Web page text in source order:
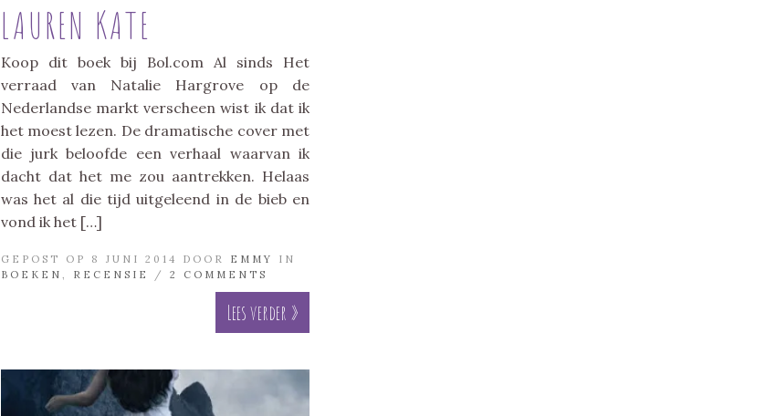
LAUREN KATE
Koop dit boek bij Bol.com Al sinds Het
verraad van Natalie Hargrove op de
Nederlandse markt verscheen wist ik dat ik
het moest lezen. De dramatische cover met
die jurk beloofde een verhaal waarvan ik
dacht dat het me zou aantrekken. Helaas
was het al die tijd uitgeleend in de bieb en
vond ik het […]
GEPOST OP 8 JUNI 2014 DOOR EMMY
IN
BOEKEN , RECENSIE / 2 COMMENTS
Lees verder »